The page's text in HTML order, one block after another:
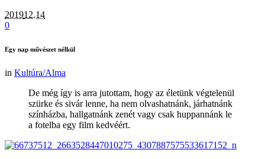
201912.14
0
Egy nap művészet nélkül
in Kultúra/Alma
De még így is arra jutottam, hogy az életünk végtelenül
szürke és sivár lenne, ha nem olvashatnánk, járhatnánk
színházba, hallgatnánk zenét vagy csak huppannánk le
a fotelba egy film kedvéért.